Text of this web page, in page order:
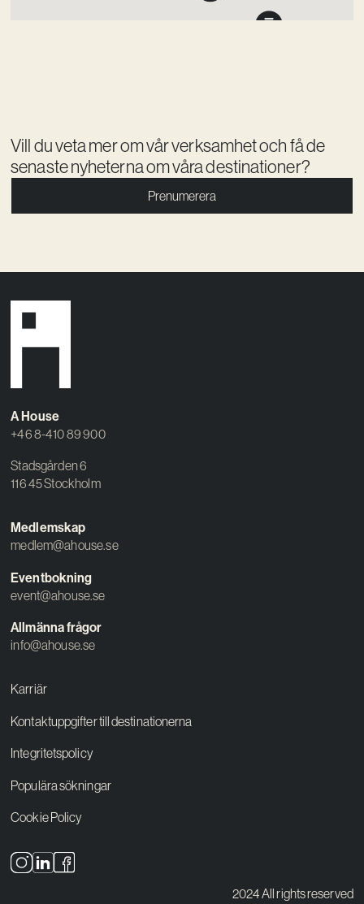
Vill du veta mer om vår verksamhet och få de
senaste nyheterna om våra destinationer?
Prenumerera
A House
+46 8-410 89 900
Stadsgården 6
116 45 Stockholm
Medlemskap
medlem@ahouse.se
Eventbokning
event@ahouse.se
Allmänna frågor
info@ahouse.se
Karriär
Kontaktuppgifter till destinationerna
Integritetspolicy
Populära sökningar
Cookie Policy
2024 All rights reserved